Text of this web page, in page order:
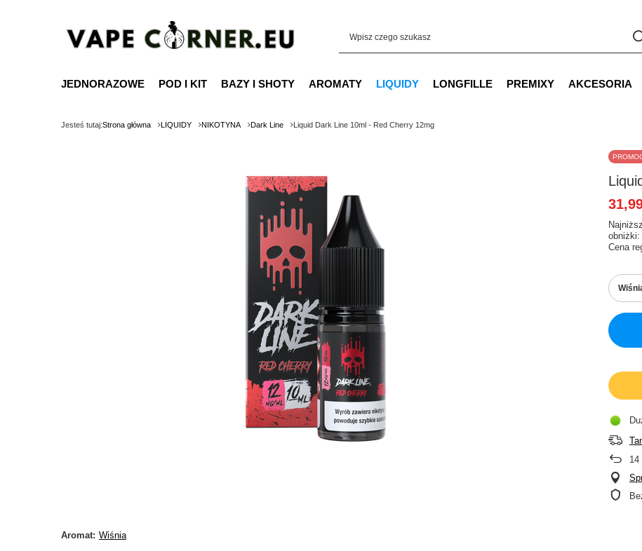
JEDNORAZOWE POD I KIT BAZY I SHOTY AROMATY LIQUIDY LONGFILLE PREMIXY AKCESORIA
Jesteś tutaj:Strona główna LIQUIDY NIKOTYNA Dark Line Liquid Dark Line 10ml - Red Cherry 12mg
Cena
14
Aromat Wiśnia